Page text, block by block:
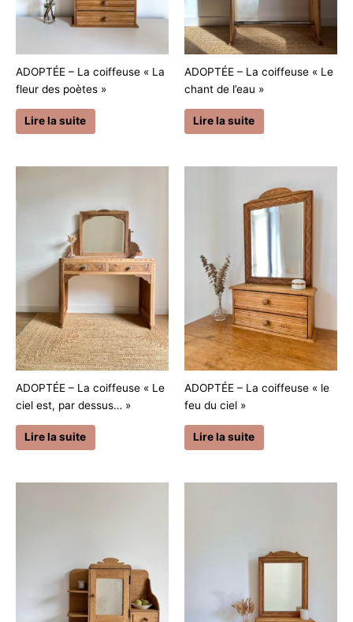
ADOPTÉE – La coiffeuse « La
fleur des poètes »
Lire la suite
ADOPTÉE – La coiffeuse « Le
chant de l’eau »
Lire la suite
ADOPTÉE – La coiffeuse « Le
ciel est, par dessus… »
Lire la suite
ADOPTÉE – La coiffeuse « le
feu du ciel »
Lire la suite